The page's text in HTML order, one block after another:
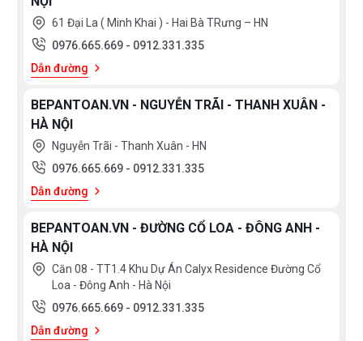
61 Đại La ( Minh Khai ) - Hai Bà TRưng – HN
0976.665.669 - 0912.331.335
Dẫn đường
BEPANTOAN.VN - NGUYỄN TRÃI - THANH XUÂN -
HÀ NỘI
Nguyễn Trãi - Thanh Xuân - HN
0976.665.669 - 0912.331.335
Dẫn đường
BEPANTOAN.VN - ĐƯỜNG CỔ LOA - ĐÔNG ANH -
HÀ NỘI
Căn 08 - TT1.4 Khu Dự Án Calyx Residence Đường Cổ
Loa - Đông Anh - Hà Nội
0976.665.669 - 0912.331.335
Dẫn đường